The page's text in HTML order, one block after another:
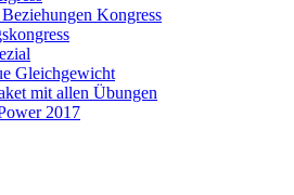
Kongress
Gleichgewicht
mit allen Übungen
2017